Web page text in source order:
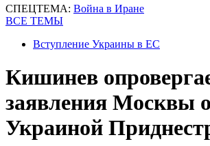
СПЕЦТЕМА: Война в Иране
ВСЕ ТЕМЫ
Вступление Украины в ЕС
Кишинев
заявления Москвы
Украиной